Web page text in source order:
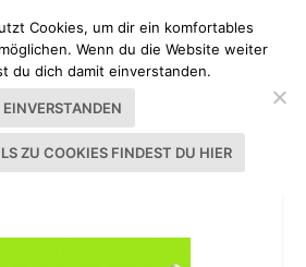
Cookies, um dir ein komfortables
Wenn du die Website weiter
du dich damit einverstanden.
EINVERSTANDEN
ZU COOKIES FINDEST DU HIER